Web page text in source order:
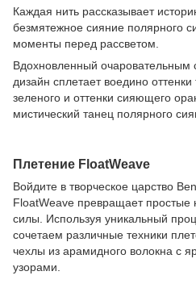
Каждая нить рассказывает
безмятежное сияние полярного
моменты перед рассветом.
Вдохновленный очаровательным
дизайн сплетает воедино
зеленого и оттенки сияющего
мистический танец полярного
Плетение FloatWeave
Войдите в творческое царство
FloatWeave превращает простые
силы. Используя уникальный
сочетаем различные техники
чехлы из арамидного волокна с
узорами.